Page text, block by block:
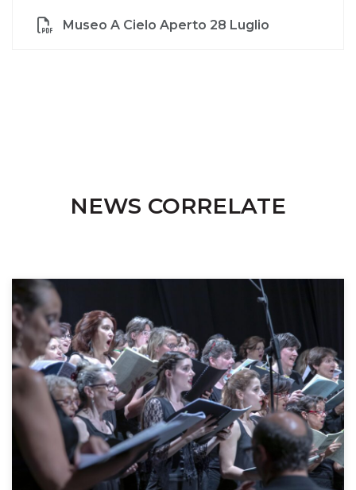
Museo A Cielo Aperto 28 Luglio
NEWS CORRELATE